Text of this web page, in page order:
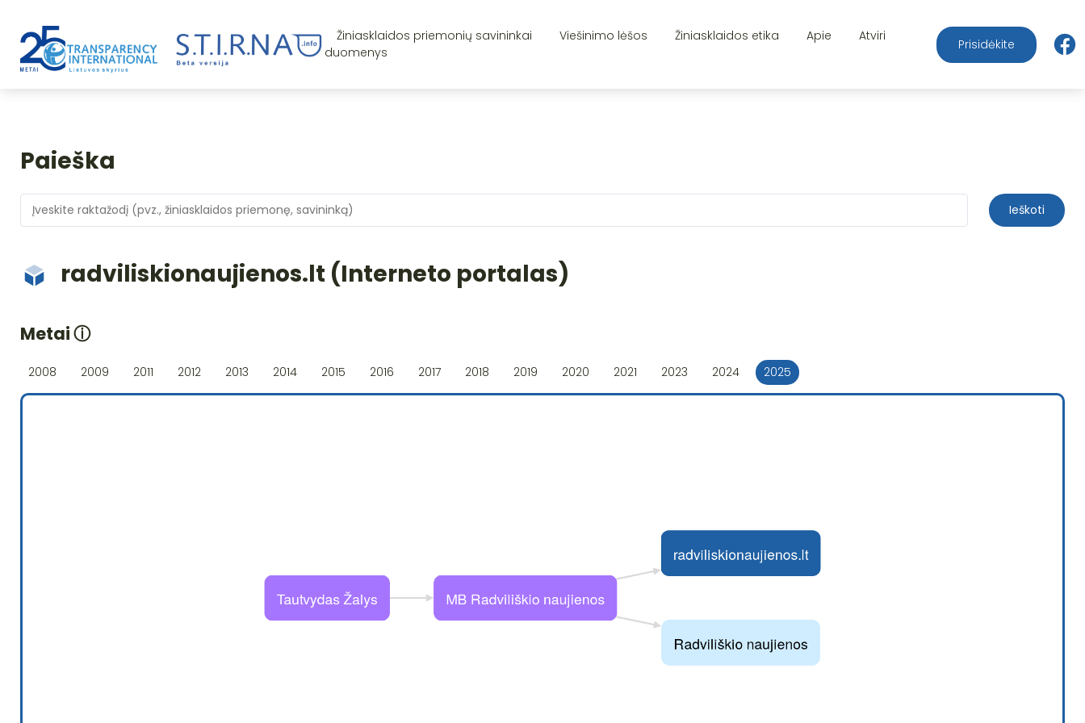
Žiniasklaidos priemonių savininkai Viešinimo lėšos Žiniasklaidos etika Apie
Atviri
duomenys
Prisidėkite
Paieška
Ieškoti
radviliskionaujienos.lt (Interneto portalas)
Metaiⓘ
2008 2009 2011 2012 2013 2014 2015 2016 2017 2018 2019 2020 2021 2023 2024 2025